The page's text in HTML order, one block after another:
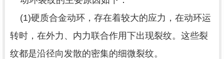
(1)硬质合金动环，存在着较大的应力，在动环运
转时，在外力、内力联合作用下出现裂纹。这些裂
纹都是沿径向发散的密集的细微裂纹。